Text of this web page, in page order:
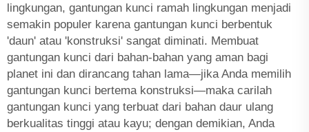
lingkungan, gantungan kunci ramah lingkungan menjadi
semakin populer karena gantungan kunci berbentuk
'daun' atau 'konstruksi' sangat diminati. Membuat
gantungan kunci dari bahan-bahan yang aman bagi
planet ini dan dirancang tahan lama—jika Anda memilih
gantungan kunci bertema konstruksi—maka carilah
gantungan kunci yang terbuat dari bahan daur ulang
berkualitas tinggi atau kayu; dengan demikian, Anda